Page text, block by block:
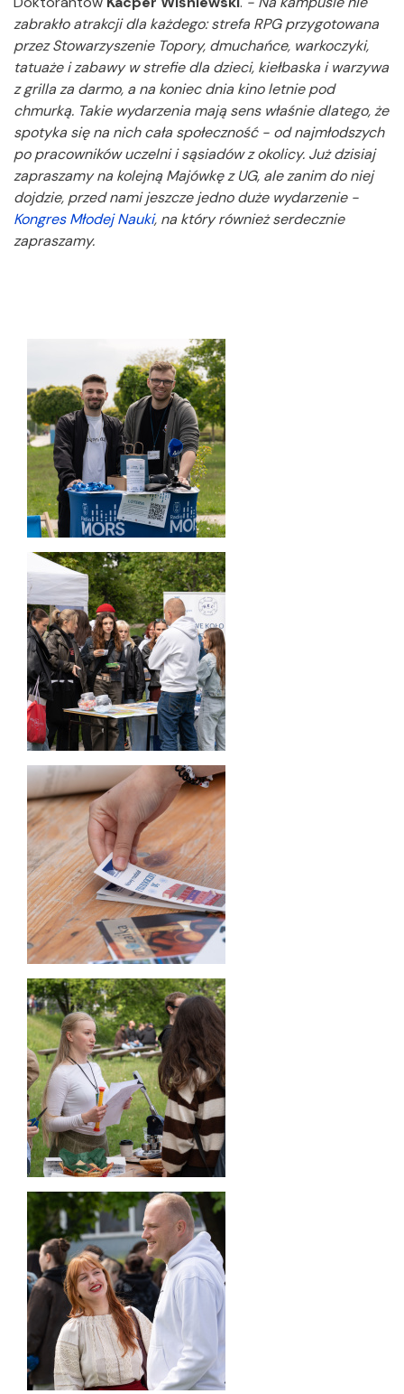
zabrakło atrakcji dla każdego: strefa RPG przygotowana
przez Stowarzyszenie Topory, dmuchańce, warkoczyki,
tatuaże i zabawy w strefie dla dzieci, kiełbaska i warzywa
z grilla za darmo, a na koniec dnia kino letnie pod
chmurką. Takie wydarzenia mają sens właśnie dlatego, że
spotyka się na nich cała społeczność - od najmłodszych
po pracowników uczelni i sąsiadów z okolicy. Już dzisiaj
zapraszamy na kolejną Majówkę z UG, ale zanim do niej
dojdzie, przed nami jeszcze jedno duże wydarzenie -
Kongres Młodej Nauki, na który również serdecznie
zapraszamy.